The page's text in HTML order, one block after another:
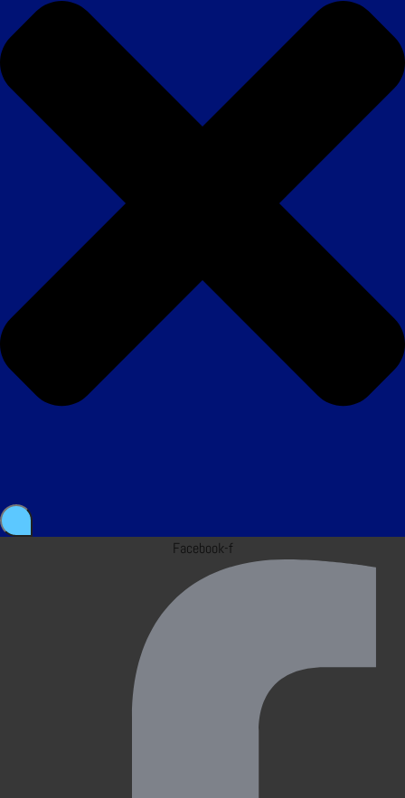
Facebook-f